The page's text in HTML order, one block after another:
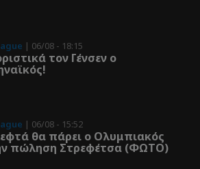
| 06/08 - 18:15
τον Γένσεν ο
| 06/08 - 15:52
θα πάρει ο Ολυμπιακός
πώληση Στρεφέτσα (ΦΩΤΟ)